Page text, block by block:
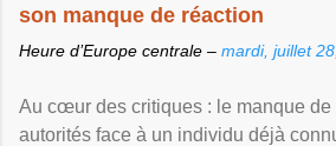
son manque de réaction
Heure d’Europe centrale – mardi, juillet
Au cœur des critiques : le manque de
autorités face à un individu déjà